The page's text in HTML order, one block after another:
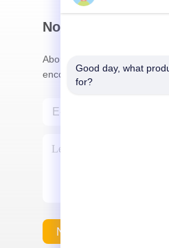
Notre newsletter
Abonnez-vous à notre
encore.
Nous Contacter
Good day, what
for?